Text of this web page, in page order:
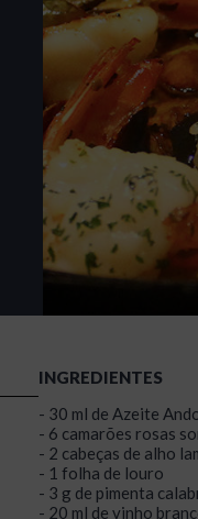
INGREDIENTES
- 30 ml de Azeite
- 6 camarões rosas
- 2 cabeças de alho
- 1 folha de louro
- 3 g de pimenta
- 20 ml de vinho